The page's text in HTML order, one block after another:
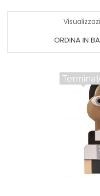
ORDINA IN